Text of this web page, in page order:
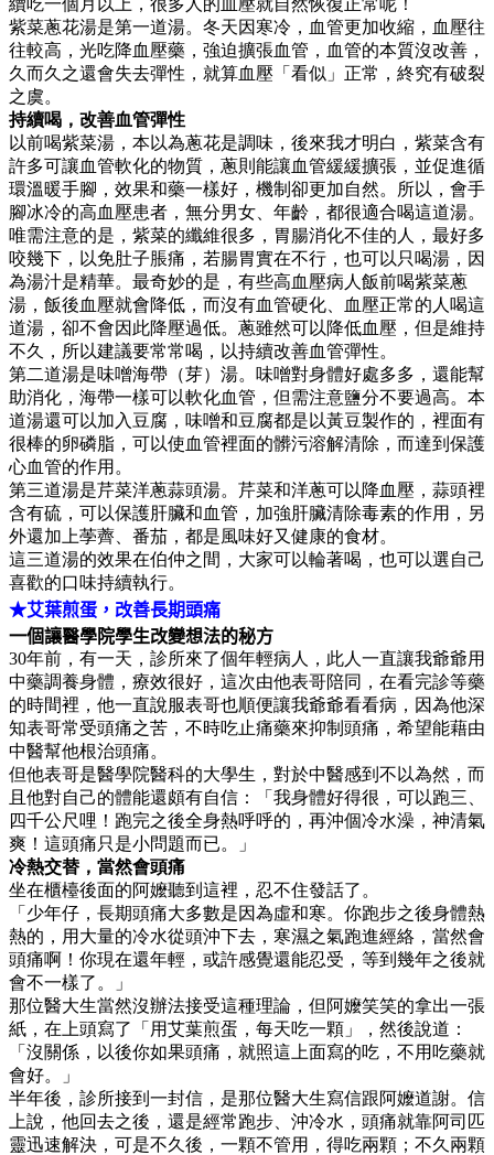
紫菜蔥花湯是第一道湯。冬天因寒冷，血管更加收縮，血壓往
往較高，光吃降血壓藥，強迫擴張血管，血管的本質沒改善，
久而久之還會失去彈性，就算血壓「看似」正常，終究有破裂
之虞。
持續喝，改善血管彈性
以前喝紫菜湯，本以為蔥花是調味，後來我才明白，紫菜含有
許多可讓血管軟化的物質，蔥則能讓血管緩緩擴張，並促進循
環溫暖手腳，效果和藥一樣好，機制卻更加自然。所以，會手
腳冰冷的高血壓患者，無分男女、年齡，都很適合喝這道湯。
唯需注意的是，紫菜的纖維很多，胃腸消化不佳的人，最好多
咬幾下，以免肚子脹痛，若腸胃實在不行，也可以只喝湯，因
為湯汁是精華。最奇妙的是，有些高血壓病人飯前喝紫菜蔥
湯，飯後血壓就會降低，而沒有血管硬化、血壓正常的人喝這
道湯，卻不會因此降壓過低。蔥雖然可以降低血壓，但是維持
不久，所以建議要常常喝，以持續改善血管彈性。
第二道湯是味噌海帶（芽）湯。味噌對身體好處多多，還能幫
助消化，海帶一樣可以軟化血管，但需注意鹽分不要過高。本
道湯還可以加入豆腐，味噌和豆腐都是以黃豆製作的，裡面有
很棒的卵磷脂，可以使血管裡面的髒污溶解清除，而達到保護
心血管的作用。
第三道湯是芹菜洋蔥蒜頭湯。芹菜和洋蔥可以降血壓，蒜頭裡
含有硫，可以保護肝臟和血管，加強肝臟清除毒素的作用，另
外還加上荸薺、番茄，都是風味好又健康的食材。
這三道湯的效果在伯仲之間，大家可以輪著喝，也可以選自己
喜歡的口味持續執行。
★艾葉煎蛋，改善長期頭痛
一個讓醫學院學生改變想法的秘方
30年前，有一天，診所來了個年輕病人，此人一直讓我爺爺用
中藥調養身體，療效很好，這次由他表哥陪同，在看完診等藥
的時間裡，他一直說服表哥也順便讓我爺爺看看病，因為他深
知表哥常受頭痛之苦，不時吃止痛藥來抑制頭痛，希望能藉由
中醫幫他根治頭痛。
但他表哥是醫學院醫科的大學生，對於中醫感到不以為然，而
且他對自己的體能還頗有自信：「我身體好得很，可以跑三、
四千公尺哩！跑完之後全身熱呼呼的，再沖個冷水澡，神清氣
爽！這頭痛只是小問題而已。」
冷熱交替，當然會頭痛
坐在櫃檯後面的阿嬤聽到這裡，忍不住發話了。
「少年仔，長期頭痛大多數是因為虛和寒。你跑步之後身體熱
熱的，用大量的冷水從頭沖下去，寒濕之氣跑進經絡，當然會
頭痛啊！你現在還年輕，或許感覺還能忍受，等到幾年之後就
會不一樣了。」
那位醫大生當然沒辦法接受這種理論，但阿嬤笑笑的拿出一張
紙，在上頭寫了「用艾葉煎蛋，每天吃一顆」，然後說道：
「沒關係，以後你如果頭痛，就照這上面寫的吃，不用吃藥就
會好。」
半年後，診所接到一封信，是那位醫大生寫信跟阿嬤道謝。信
上說，他回去之後，還是經常跑步、沖冷水，頭痛就靠阿司匹
靈迅速解決，可是不久後，一顆不管用，得吃兩顆；不久兩顆